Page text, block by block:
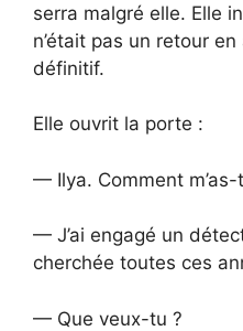
serra malgré elle. Elle
n’était pas un retour
définitif.
Elle ouvrit la porte :
— Ilya. Comment
— J’ai engagé un
cherchée toutes ces
— Que veux-tu ?